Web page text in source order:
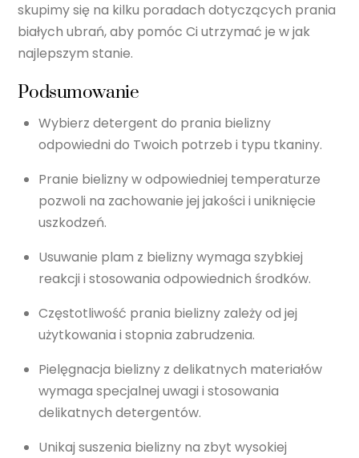
skupimy się na kilku poradach dotyczących prania
białych ubrań, aby pomóc Ci utrzymać je w jak
najlepszym stanie.
Podsumowanie
Wybierz detergent do prania bielizny
odpowiedni do Twoich potrzeb i typu tkaniny.
Pranie bielizny w odpowiedniej temperaturze
pozwoli na zachowanie jej jakości i uniknięcie
uszkodzeń.
Usuwanie plam z bielizny wymaga szybkiej
reakcji i stosowania odpowiednich środków.
Częstotliwość prania bielizny zależy od jej
użytkowania i stopnia zabrudzenia.
Pielęgnacja bielizny z delikatnych materiałów
wymaga specjalnej uwagi i stosowania
delikatnych detergentów.
Unikaj suszenia bielizny na zbyt wysokiej